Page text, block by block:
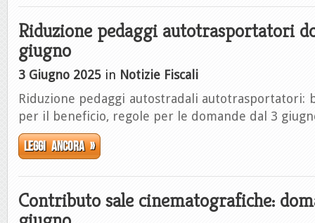
Riduzione pedaggi autotrasportatori
giugno
3 Giugno 2025 in Notizie Fiscali
Riduzione pedaggi autostradali autotrasportatori:
per il beneficio, regole per le domande dal 3
Leggi ancora »
Contributo sale cinematografiche: